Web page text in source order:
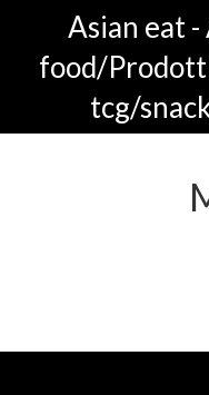
Asian eat
food/
tcg/